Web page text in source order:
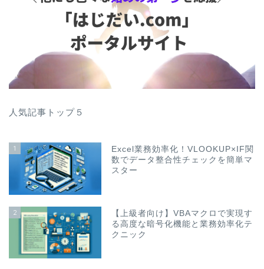
人気記事トップ５
1
Excel業務効率化！VLOOKUP×IF関
数でデータ整合性チェックを簡単マ
スター
2
【上級者向け】VBAマクロで実現す
る高度な暗号化機能と業務効率化テ
クニック